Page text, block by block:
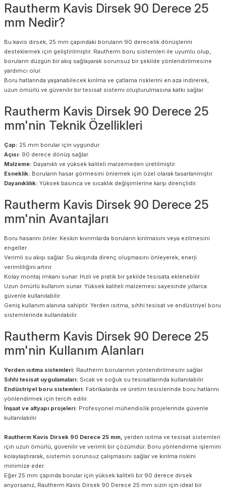
Rautherm Kavis Dirsek 90 Derece 25
mm Nedir?
Bu kavis dirsek, 25 mm çapındaki boruların 90 derecelik dönüşlerini
desteklemek için geliştirilmiştir. Rautherm boru sistemleri ile uyumlu olup,
boruların düzgün bir akış sağlayarak sorunsuz bir şekilde yönlendirilmesine
yardımcı olur.
Boru hatlarında yaşanabilecek kırılma ve çatlama risklerini en aza indirerek,
uzun ömürlü ve güvenilir bir tesisat sistemi oluşturulmasına katkı sağlar.
Rautherm Kavis Dirsek 90 Derece 25
mm'nin Teknik Özellikleri
Çap: 25 mm borular için uygundur.
Açısı: 90 derece dönüş sağlar.
Malzeme: Dayanıklı ve yüksek kaliteli malzemeden üretilmiştir.
Esneklik: Boruların hasar görmesini önlemek için özel olarak tasarlanmıştır.
Dayanıklılık: Yüksek basınca ve sıcaklık değişimlerine karşı dirençlidir.
Rautherm Kavis Dirsek 90 Derece 25
mm'nin Avantajları
Boru hasarını önler. Keskin kıvrımlarda boruların kırılmasını veya ezilmesini
engeller.
Verimli su akışı sağlar. Su akışında direnç oluşmasını önleyerek, enerji
verimliliğini artırır.
Kolay montaj imkanı sunar. Hızlı ve pratik bir şekilde tesisata eklenebilir.
Uzun ömürlü kullanım sunar. Yüksek kaliteli malzemesi sayesinde yıllarca
güvenle kullanılabilir.
Geniş kullanım alanına sahiptir. Yerden ısıtma, sıhhi tesisat ve endüstriyel boru
sistemlerinde kullanılabilir.
Rautherm Kavis Dirsek 90 Derece 25
mm'nin Kullanım Alanları
Yerden ısıtma sistemleri: Rautherm borularının yönlendirilmesini sağlar.
Sıhhi tesisat uygulamaları: Sıcak ve soğuk su tesisatlarında kullanılabilir.
Endüstriyel boru sistemleri: Fabrikalarda ve üretim tesislerinde boru hatlarını
yönlendirmek için tercih edilir.
İnşaat ve altyapı projeleri: Profesyonel mühendislik projelerinde güvenle
kullanılabilir.
Rautherm Kavis Dirsek 90 Derece 25 mm, yerden ısıtma ve tesisat sistemleri
için uzun ömürlü, güvenilir ve verimli bir çözümdür. Boru yönlendirme işlemini
kolaylaştırarak, sistemin sorunsuz çalışmasını sağlar ve kırılma riskini
minimize eder.
Eğer 25 mm çapında borular için yüksek kaliteli bir 90 derece dirsek
arıyorsanız, Rautherm Kavis Dirsek 90 Derece 25 mm sizin için ideal bir